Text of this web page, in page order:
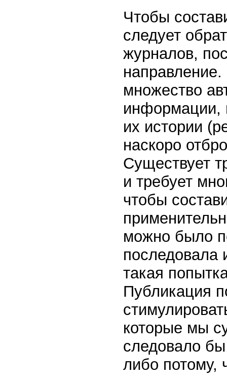
Чтобы
следует
журналов,
множество
информации,
их истории
наскоро
Существует
и требует
чтобы
можно было
последовала
такая
Публикация
которые мы
следовало
либо потому,